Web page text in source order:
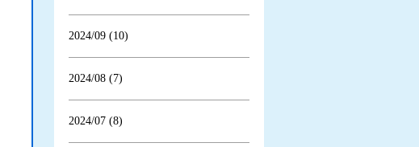
2024/09 (10)
2024/08 (7)
2024/07 (8)